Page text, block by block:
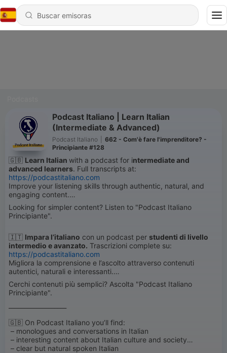
Podcast Italiano | Learn Italian
(Intermediate & Advanced)
Podcast Italiano
662 - Com'è fare l'imprenditore? -
Principiante #128
🇬🇧 Learn Italian with a podcast for intermediate and
advanced learners. Full transcripts at:
https://podcastitaliano.com
Improve your listening skills through authentic, natural, and
engaging content.
Looking for simpler content? Listen to "Podcast Italiano
Principiante".
🇮🇹 Impara l’italiano con un podcast per studenti di livello
intermedio e avanzato. Trascrizioni complete su:
https://podcastitaliano.com
Migliora la comprensione e l’ascolto attraverso contenuti
autentici, naturali e interessanti.
Cerchi contenuti più semplici? Ascolta "Podcast Italiano
Principiante".
🇬🇧 On Podcast Italiano you’ll find:
– monologues and conversations in Italian
– interesting content about Italian culture and society
– clear but natural spoken Italian